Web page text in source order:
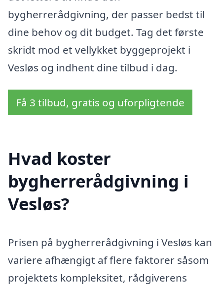
bygherrerådgivning, der passer bedst til
dine behov og dit budget. Tag det første
skridt mod et vellykket byggeprojekt i
Vesløs og indhent dine tilbud i dag.
Få 3 tilbud, gratis og uforpligtende
Hvad koster
bygherrerådgivning i
Vesløs?
Prisen på bygherrerådgivning i Vesløs kan
variere afhængigt af flere faktorer såsom
projektets kompleksitet, rådgiverens